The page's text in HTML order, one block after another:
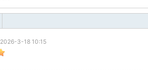
2026-3-18 10:15